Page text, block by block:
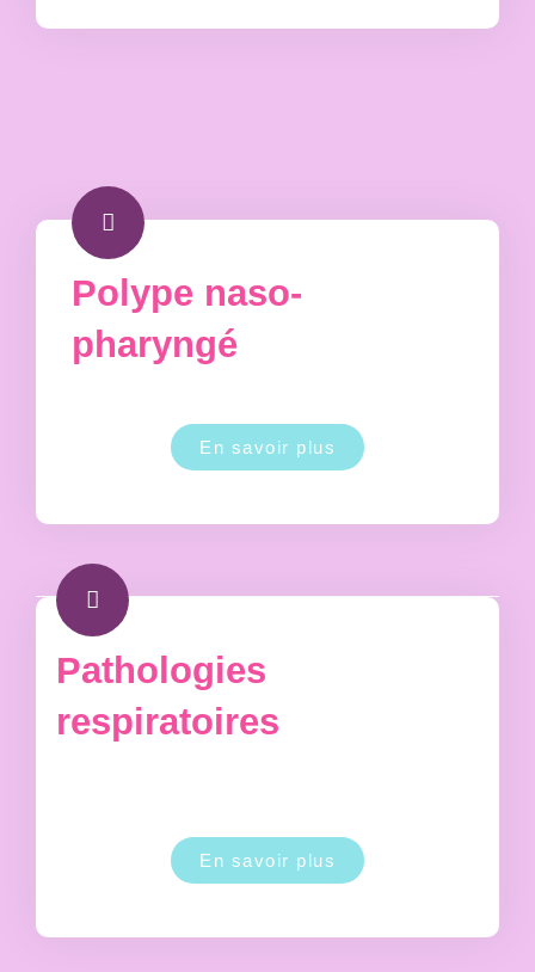
Polype naso-
pharyngé
En savoir plus
Pathologies
respiratoires
En savoir plus